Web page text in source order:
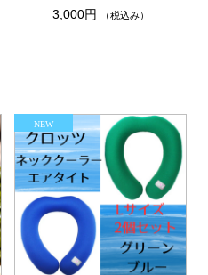
3,000円
（税込み）